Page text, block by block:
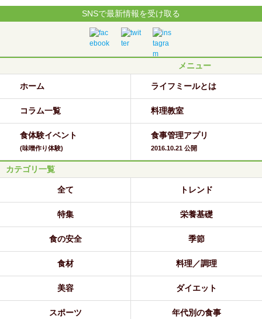
SNSで最新情報を受け取る
メニュー
ホーム ライフミールとは
コラム一覧 料理教室
食体験イベント
(味噌作り体験)
食事管理アプリ
2016.10.21 公開
カテゴリ一覧
全て トレンド
特集 栄養基礎
食の安全 季節
食材 料理／調理
美容 ダイエット
スポーツ 年代別の食事